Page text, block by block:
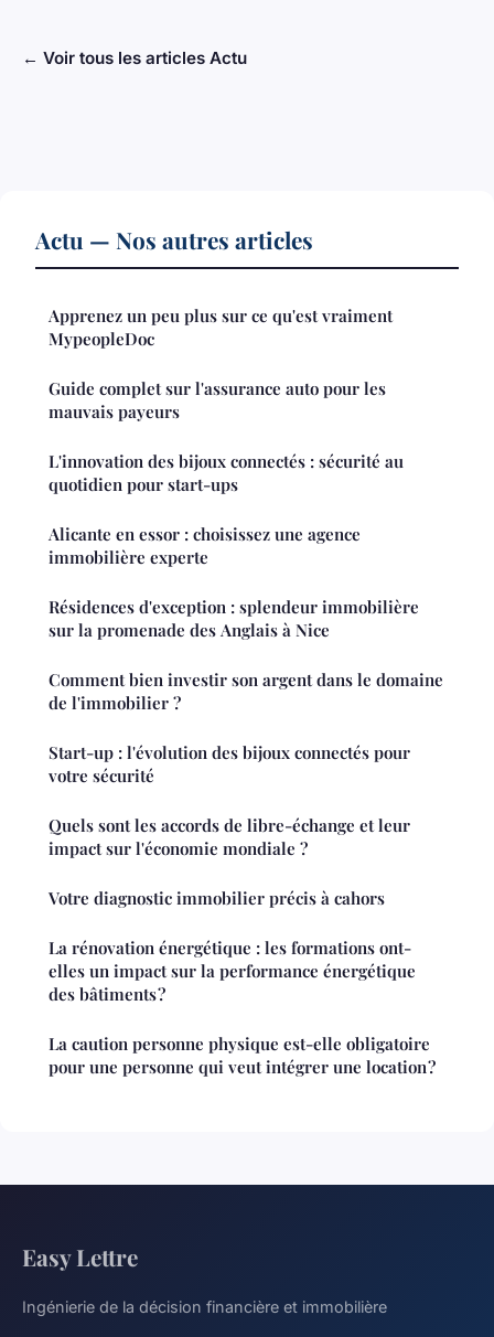
← Voir tous les articles Actu
Actu — Nos autres articles
Apprenez un peu plus sur ce qu'est vraiment
MypeopleDoc
Guide complet sur l'assurance auto pour les
mauvais payeurs
L'innovation des bijoux connectés : sécurité au
quotidien pour start-ups
Alicante en essor : choisissez une agence
immobilière experte
Résidences d'exception : splendeur immobilière
sur la promenade des Anglais à Nice
Comment bien investir son argent dans le domaine
de l'immobilier ?
Start-up : l'évolution des bijoux connectés pour
votre sécurité
Quels sont les accords de libre-échange et leur
impact sur l'économie mondiale ?
Votre diagnostic immobilier précis à cahors
La rénovation énergétique : les formations ont-
elles un impact sur la performance énergétique
des bâtiments ?
La caution personne physique est-elle obligatoire
pour une personne qui veut intégrer une location ?
Easy Lettre
Ingénierie de la décision financière et immobilière